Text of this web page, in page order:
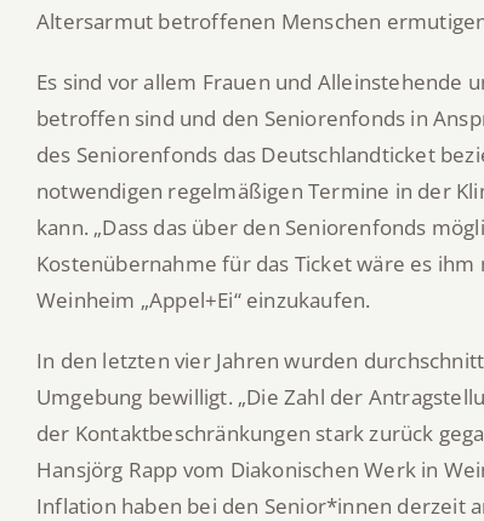
Altersarmut betroffenen Menschen
Es sind vor allem Frauen und
betroffen sind und den Seniorenfonds in
des Seniorenfonds das Deutschlandticket
notwendigen regelmäßigen Termine in der
kann. „Dass das über den Seniorenfonds
Kostenübernahme für das Ticket wäre es
Weinheim „Appel+Ei“ einzukaufen.
In den letzten vier Jahren wurden
Umgebung bewilligt. „Die Zahl der
der Kontaktbeschränkungen stark zurück
Hansjörg Rapp vom Diakonischen Werk in
Inflation haben bei den Senior*innen derzeit